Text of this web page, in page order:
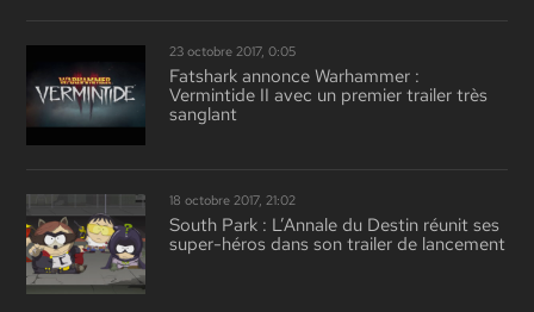
23 octobre 2017, 0:05
Fatshark annonce Warhammer :
Vermintide II avec un premier trailer très
sanglant
18 octobre 2017, 21:02
South Park : L’Annale du Destin réunit ses
super-héros dans son trailer de lancement